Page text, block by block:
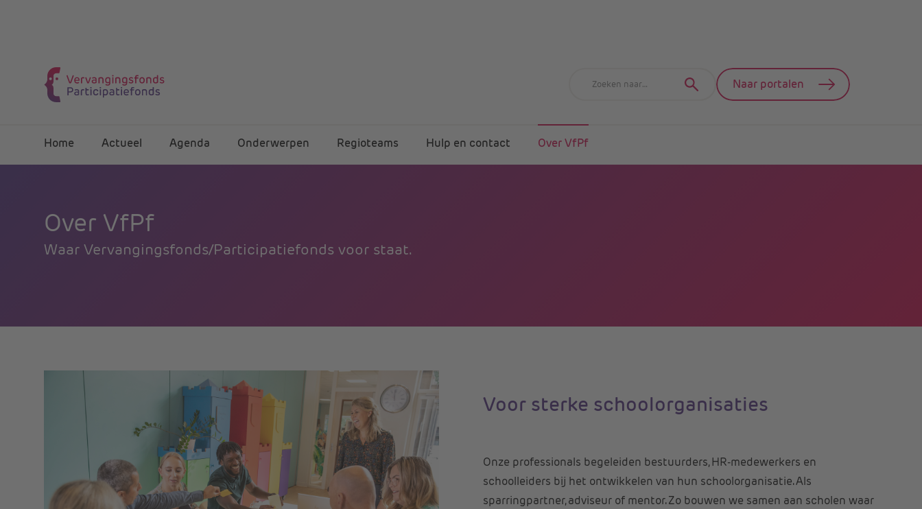
Home Actueel Agenda Onderwerpen Regioteams Hulp en contact Over VfPf
Naar portalen
Over VfPf
Waar Vervangingsfonds/Participatiefonds voor staat.
Voor sterke schoolorganisaties
Onze professionals begeleiden bestuurders, HR-medewerkers en
schoolleiders bij het ontwikkelen van hun schoolorganisatie. Als
sparringpartner, adviseur of mentor. Zo bouwen we samen aan scholen waar